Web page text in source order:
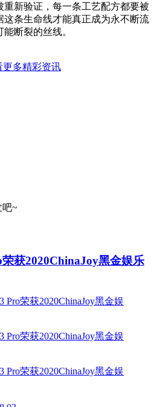
新验证，每一条工艺配方都要被
条生命线才能真正成为永不断流
断裂的丝线。
更多精彩资讯
吧~
获2020ChinaJoy黑金娱乐